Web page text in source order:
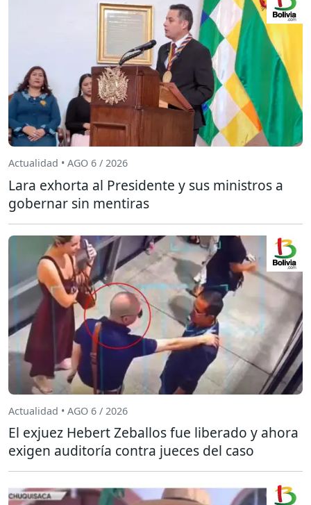
Actualidad • AGO 6 / 2026
Lara exhorta al Presidente y sus ministros a
gobernar sin mentiras
Actualidad • AGO 6 / 2026
El exjuez Hebert Zeballos fue liberado y ahora
exigen auditoría contra jueces del caso